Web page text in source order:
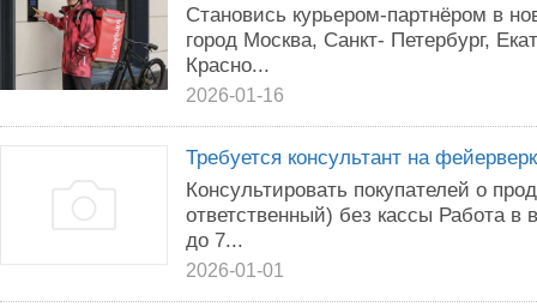
Становись куpьеpoм-партнёром в
гоpoд Mocквa, Cанкт- Петербург,
Кpacно...
2026-01-16
Требуется консультант на
Консультировать покупателей о
ответственный) без кассы Работа в
до 7...
2026-01-01